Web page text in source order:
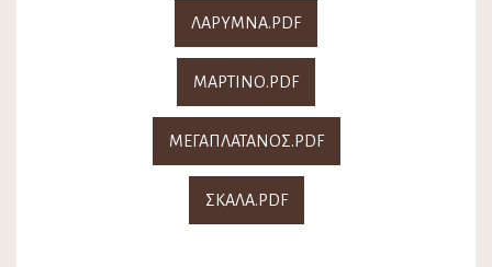
ΛΑΡΥΜΝΑ.PDF
ΜΑΡΤΙΝΟ.PDF
ΜΕΓΑΠΛΑΤΑΝΟΣ.PDF
ΣΚΑΛΑ.PDF